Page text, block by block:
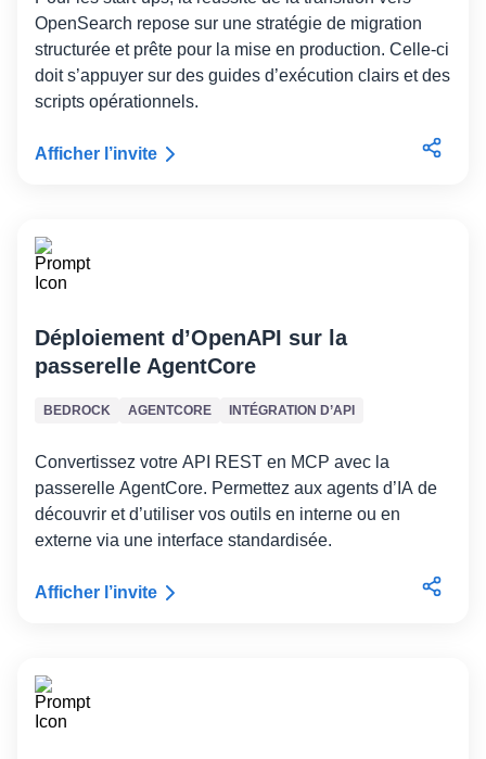
OpenSearch repose sur une stratégie de migration
structurée et prête pour la mise en production. Celle-ci
doit s’appuyer sur des guides d’exécution clairs et des
scripts opérationnels.
Afficher l’invite
Déploiement d’OpenAPI sur la
passerelle AgentCore
BEDROCK AGENTCORE INTÉGRATION D’API
Convertissez votre API REST en MCP avec la
passerelle AgentCore. Permettez aux agents d’IA de
découvrir et d’utiliser vos outils en interne ou en
externe via une interface standardisée.
Afficher l’invite